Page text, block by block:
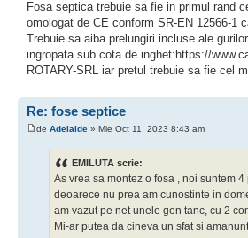
Fosa septica trebuie sa fie in primul rand
omologat de CE conform SR-EN 12566-1
Trebuie sa aiba prelungiri incluse ale
ingropata sub cota de inghet:https://
ROTARY-SRL iar pretul trebuie sa fie cel
Re: fose septice
de Adelaide » Mie Oct 11, 2023 8:43 am
EMILUTA scrie:
As vrea sa montez o fosa , noi suntem
deoarece nu prea am cunostinte in
am vazut pe net unele gen tanc, cu 2
Mi-ar putea da cineva un sfat si